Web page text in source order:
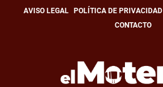
AVISO LEGAL POLÍTICA DE PRIVACIDAD
CONTACTO